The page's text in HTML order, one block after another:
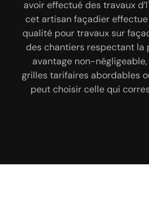
avoir effectué des travaux
cet artisan façadier
qualité pour travaux sur
des chantiers respectant la
avantage non-négligeable,
grilles tarifaires abordables
peut choisir celle qui
propose des services de
les travaux de ravalement
C’est l’entreprise à
travail soigné à des
L’amélioration de
par la pose de produits
Les artisans de l’entreprise
de l’application de l’enduit
l’entreprise MARCHAL
produit hydrofuge est
imperméabiliser une